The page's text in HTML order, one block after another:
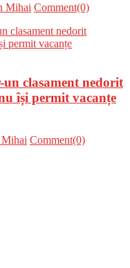
Mihai Comment(0)
clasament nedorit
își permit vacanțe
Comment(0)